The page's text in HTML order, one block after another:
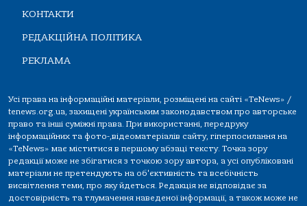
КОНТАКТИ
РЕДАКЦІЙНА ПОЛІТИКА
РЕКЛАМА
Усі права на інформаційні матеріали, розміщені на сайті «TeNews» /
tenews.org.ua, захищені українським законодавством про авторське
право та інші суміжні права. При використанні, передруку
інформаційних та фото-,відеоматеріалів сайту, гіперпосилання на
«TeNews» має міститися в першому абзаці тексту. Точка зору
редакції може не збігатися з точкою зору автора, а усі опубліковані
матеріали не претендують на об'єктивність та всебічність
висвітлення теми, про яку йдеться. Редакція не відповідає за
достовірність та тлумачення наведеної інформації, а також може не